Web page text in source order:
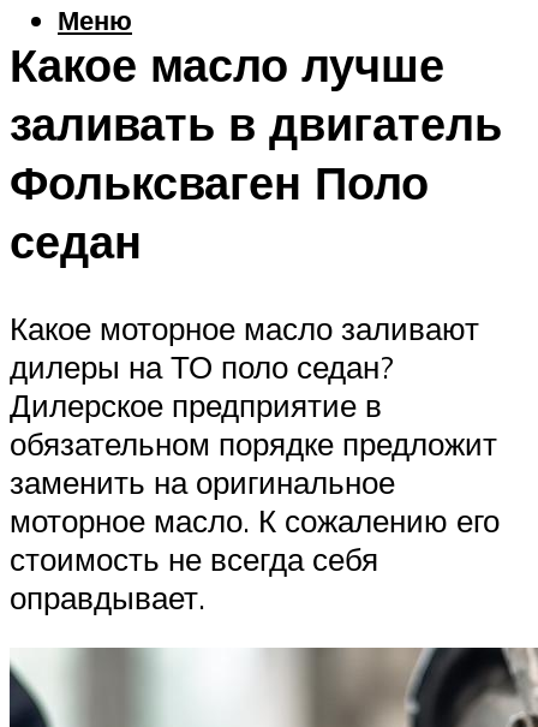
Меню
Какое масло лучше
заливать в двигатель
Фольксваген Поло
седан
Какое моторное масло заливают
дилеры на ТО поло седан?
Дилерское предприятие в
обязательном порядке предложит
заменить на оригинальное
моторное масло. К сожалению его
стоимость не всегда себя
оправдывает.